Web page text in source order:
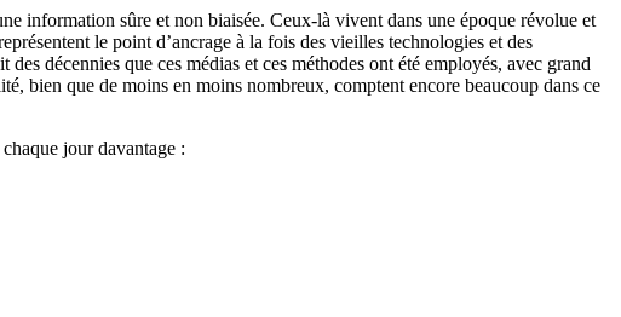
information sûre et non biaisée. Ceux-là vivent dans une époque révolue et
le point d’ancrage à la fois des vieilles technologies et des
décennies que ces médias et ces méthodes ont été employés, avec grand
bien que de moins en moins nombreux, comptent encore beaucoup dans ce
jour davantage :